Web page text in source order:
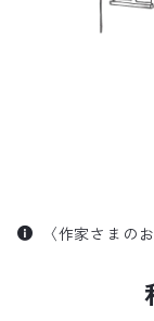
〈作家さまの